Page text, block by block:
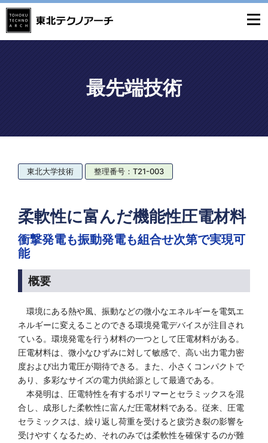
最先端技術
東北大学技術 整理番号：T21-003
柔軟性に富んだ機能性圧電材料
衝撃発電も振動発電も組合せ次第で実現可
能
概要
環境にある熱や風、振動などの微小なエネルギーを電気エ
ネルギーに変えることのできる環境発電デバイスが注目され
ている。環境発電を行う材料の一つとして圧電材料がある。
圧電材料は、微小なひずみに対して敏感で、高い出力電力密
度および出力電圧が期待できる。また、小さくコンパクトで
あり、多彩なサイズの電力供給源として最適である。
本発明は、圧電特性を有するポリマーとセラミックスを混
合し、成形した柔軟性に富んだ圧電材料である。従来、圧電
セラミックスは、繰り返し荷重を受けると疲労き裂の影響を
受けやすくなるため、それのみでは柔軟性を確保するのが難